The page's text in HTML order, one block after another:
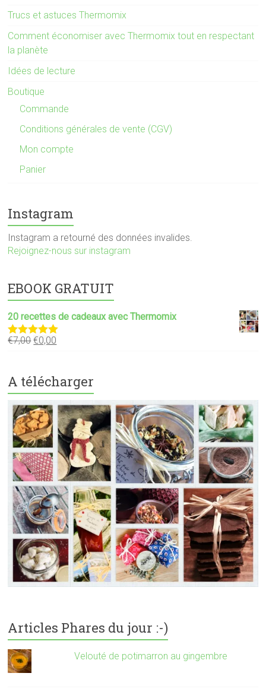
Trucs et astuces Thermomix
Comment économiser avec Thermomix tout en respectant
la planète
Idées de lecture
Boutique
Commande
Conditions générales de vente (CGV)
Mon compte
Panier
Instagram
Instagram a retourné des données invalides.
Rejoignez-nous sur instagram
EBOOK GRATUIT
20 recettes de cadeaux avec Thermomix
Note5.00
€7,00 €0,00
A télécharger
Articles Phares du jour :-)
Velouté de potimarron au gingembre